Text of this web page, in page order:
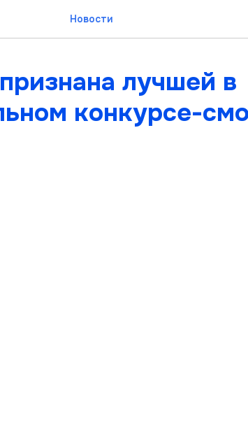
Новости
лучшей в
конкурсе-